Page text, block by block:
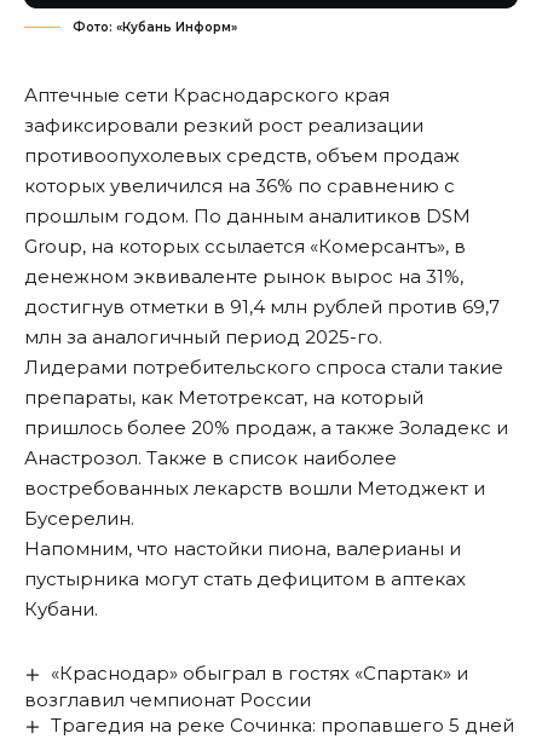
Фото: «Кубань Информ»
Аптечные сети Краснодарского края
зафиксировали резкий рост реализации
противоопухолевых средств, объем продаж
которых увеличился на 36% по сравнению с
прошлым годом. По данным аналитиков DSM
Group, на которых ссылается «Комерсантъ», в
денежном эквиваленте рынок вырос на 31%,
достигнув отметки в 91,4 млн рублей против 69,7
млн за аналогичный период 2025-го.
Лидерами потребительского спроса стали такие
препараты, как Метотрексат, на который
пришлось более 20% продаж, а также Золадекс и
Анастрозол. Также в список наиболее
востребованных лекарств вошли Методжект и
Бусерелин.
Напомним, что настойки пиона, валерианы и
пустырника могут стать дефицитом в аптеках
Кубани.
«Краснодар» обыграл в гостях «Спартак» и
возглавил чемпионат России
Трагедия на реке Сочинка: пропавшего 5 дней